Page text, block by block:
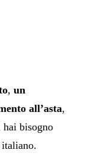
, un
all’asta,
bisogno